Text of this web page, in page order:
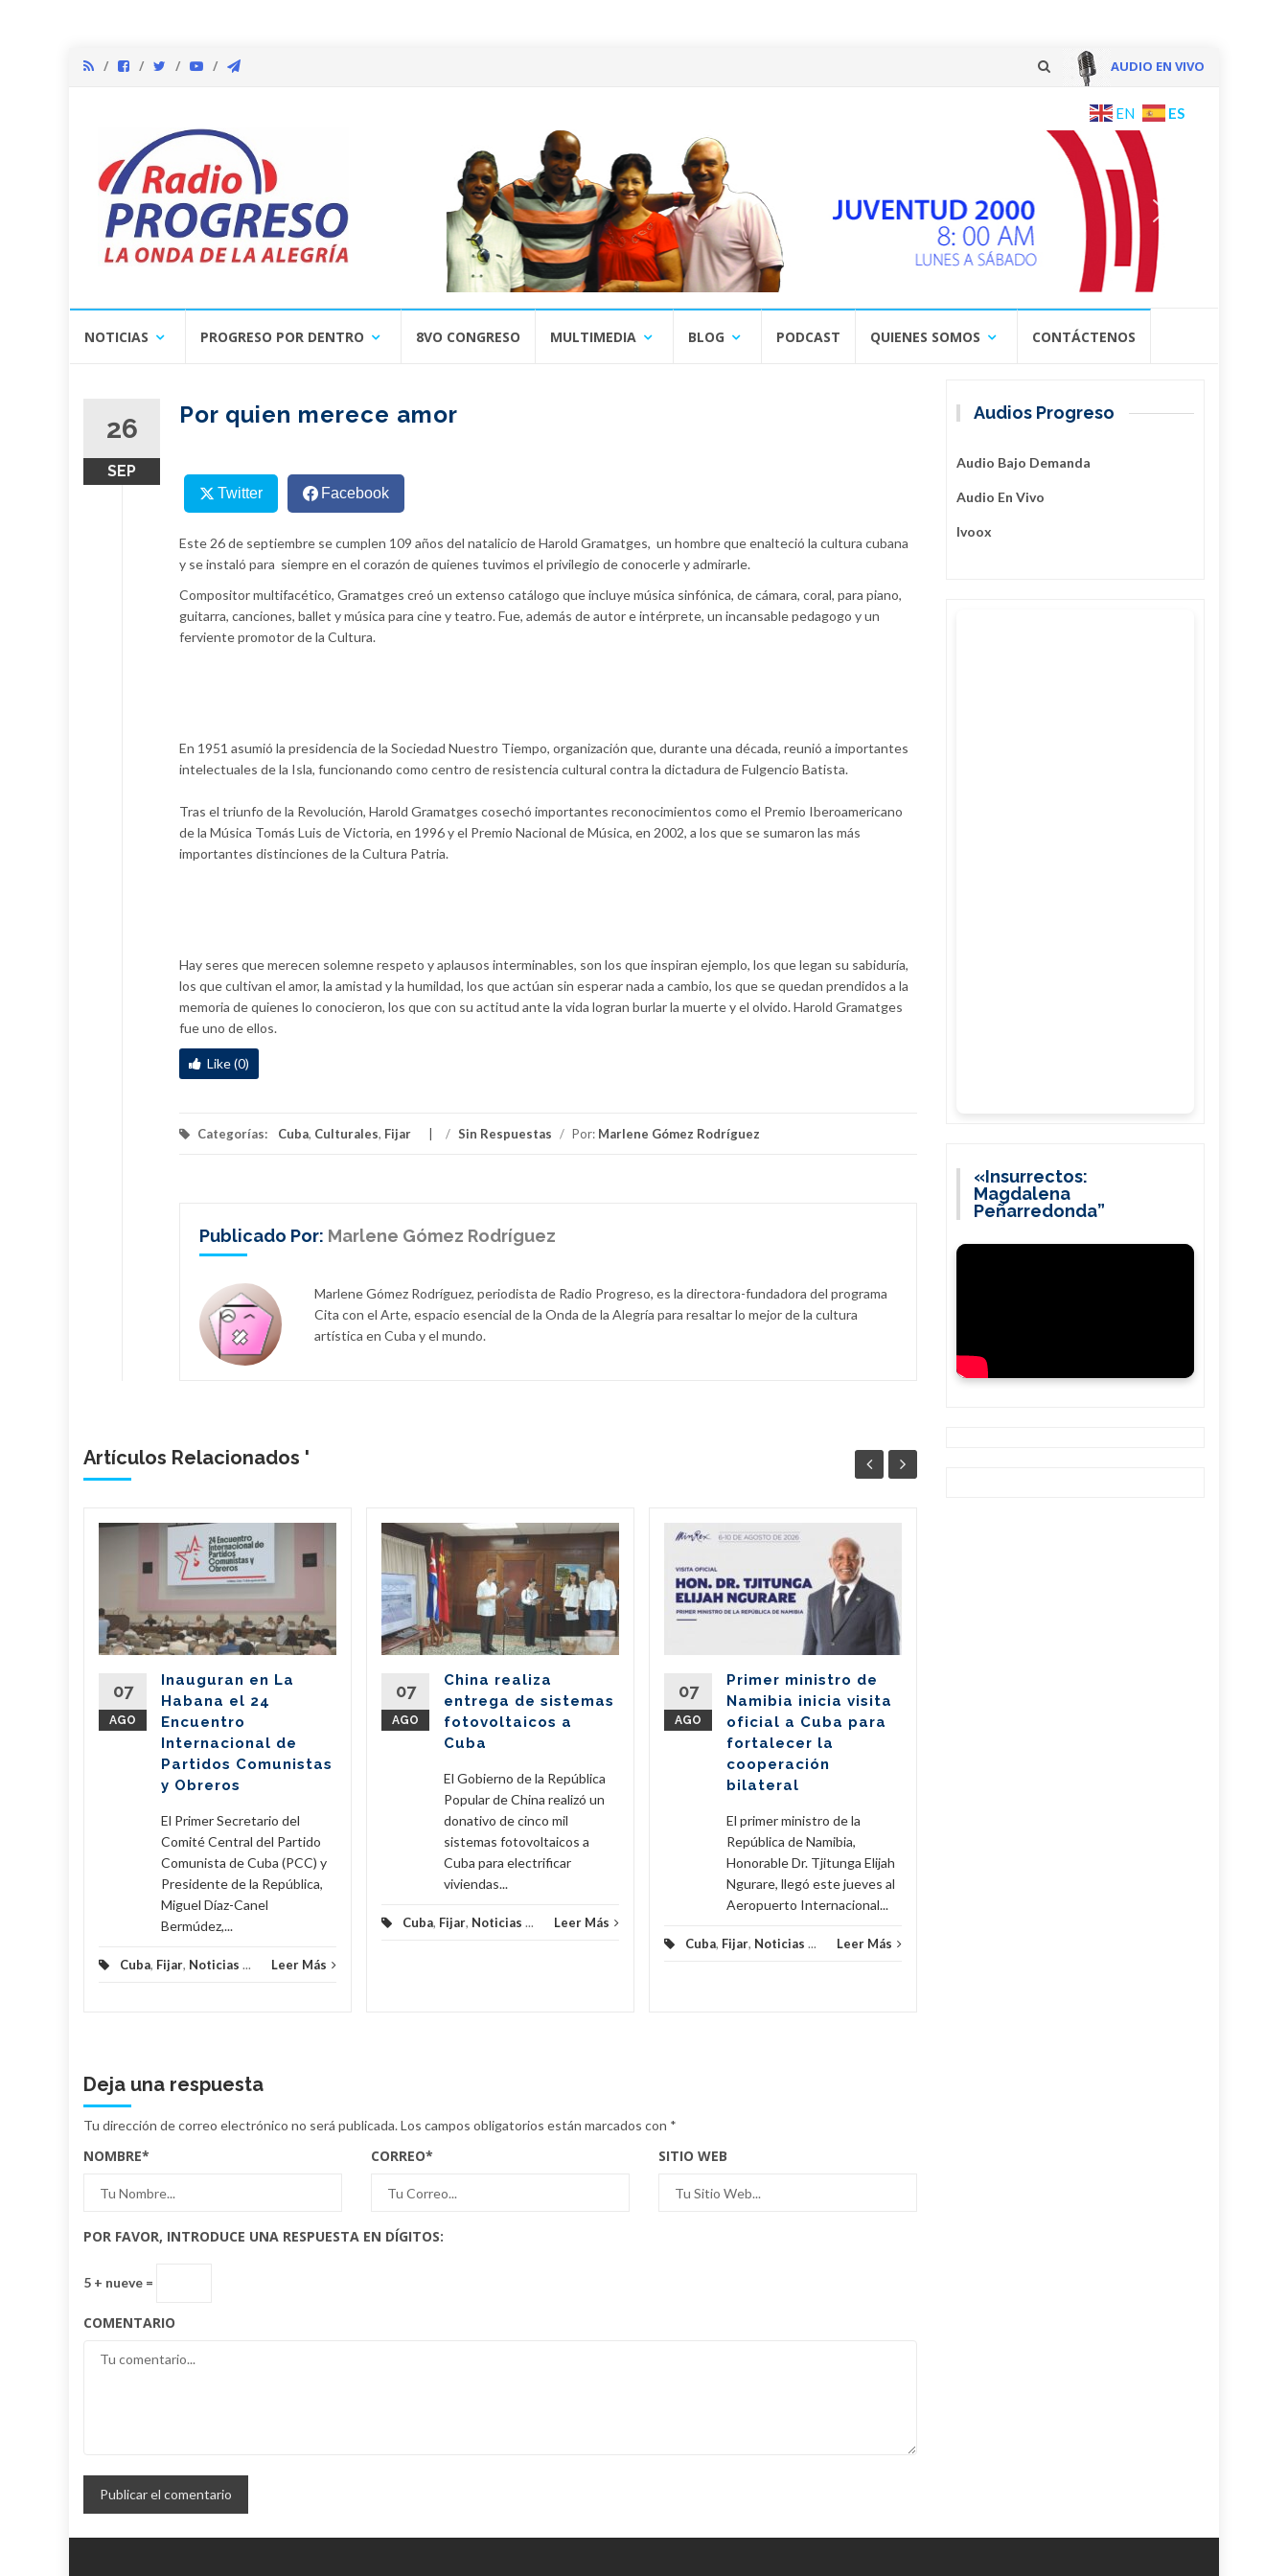
AUDIO EN VIVO
content
EN ES
NOTICIAS PROGRESO POR DENTRO 8VO CONGRESO MULTIMEDIA BLOG PODCAST QUIENES SOMOS CONTÁCTENOS
26
SEP
Por quien merece amor
Twitter Facebook
Este 26 de septiembre se cumplen 109 años del natalicio de Harold Gramatges, un hombre que enalteció la cultura cubana
y se instaló para siempre en el corazón de quienes tuvimos el privilegio de conocerle y admirarle.
Compositor multifacético, Gramatges creó un extenso catálogo que incluye música sinfónica, de cámara, coral, para piano,
guitarra, canciones, ballet y música para cine y teatro. Fue, además de autor e intérprete, un incansable pedagogo y un
ferviente promotor de la Cultura.
En 1951 asumió la presidencia de la Sociedad Nuestro Tiempo, organización que, durante una década, reunió a importantes
intelectuales de la Isla, funcionando como centro de resistencia cultural contra la dictadura de Fulgencio Batista.
Tras el triunfo de la Revolución, Harold Gramatges cosechó importantes reconocimientos como el Premio Iberoamericano
de la Música Tomás Luis de Victoria, en 1996 y el Premio Nacional de Música, en 2002, a los que se sumaron las más
importantes distinciones de la Cultura Patria.
Hay seres que merecen solemne respeto y aplausos interminables, son los que inspiran ejemplo, los que legan su sabiduría,
los que cultivan el amor, la amistad y la humildad, los que actúan sin esperar nada a cambio, los que se quedan prendidos a la
memoria de quienes lo conocieron, los que con su actitud ante la vida logran burlar la muerte y el olvido. Harold Gramatges
fue uno de ellos.
Like (0)
Categorías: Cuba, Culturales, Fijar / Sin Respuestas / Por: Marlene Gómez Rodríguez
Publicado Por: Marlene Gómez Rodríguez
Marlene Gómez Rodríguez, periodista de Radio Progreso, es la directora-fundadora del programa
Cita con el Arte, espacio esencial de la Onda de la Alegría para resaltar lo mejor de la cultura
artística en Cuba y el mundo.
Artículos Relacionados '
07
AGO
Inauguran en La
Habana el 24
Encuentro
Internacional de
Partidos Comunistas
y Obreros
El Primer Secretario del
Comité Central del Partido
Comunista de Cuba (PCC) y
Presidente de la República,
Miguel Díaz-Canel
Bermúdez,...
Cuba, Fijar, Noticias ... Leer Más
07
AGO
China realiza
entrega de sistemas
fotovoltaicos a
Cuba
El Gobierno de la República
Popular de China realizó un
donativo de cinco mil
sistemas fotovoltaicos a
Cuba para electrificar
viviendas...
Cuba, Fijar, Noticias ... Leer Más
07
AGO
Primer ministro de
Namibia inicia visita
oficial a Cuba para
fortalecer la
cooperación
bilateral
El primer ministro de la
República de Namibia,
Honorable Dr. Tjitunga Elijah
Ngurare, llegó este jueves al
Aeropuerto Internacional...
Cuba, Fijar, Noticias ... Leer Más
Deja una respuesta
Tu dirección de correo electrónico no será publicada.Los campos obligatorios están marcados con *
NOMBRE* CORREO* SITIO WEB
POR FAVOR, INTRODUCE UNA RESPUESTA EN DÍGITOS:
5 + nueve =
COMENTARIO
Audios Progreso
Audio Bajo Demanda
Audio En Vivo
Ivoox
«Insurrectos:
Magdalena
Peñarredonda”